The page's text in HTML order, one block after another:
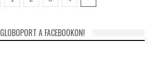
GLOBOPORT A FACEBOOKON!